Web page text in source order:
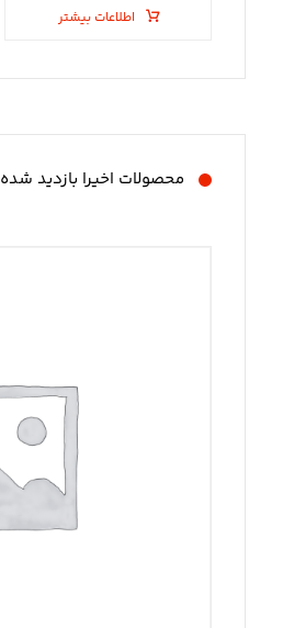
اطلاعات بیشتر
محصولات اخیرا بازدید شده